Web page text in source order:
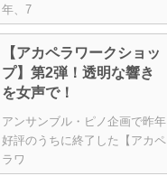
年、7
【アカペラワークショッ
プ】第2弾！透明な響き
を女声で！
アンサンブル・ピノ企画で昨年
好評のうちに終了した【アカペ
ラワ